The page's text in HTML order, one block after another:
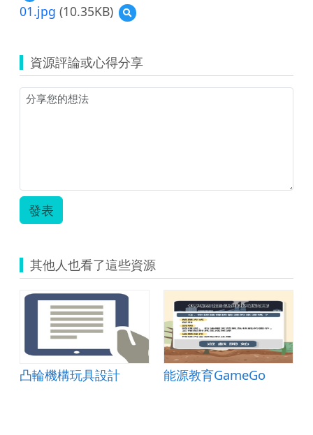
01.jpg (10.35KB)
預
覽
資源評論或心得分享
發表
其他人也看了這些資源
凸輪機構玩具設計 能源教育GameGo